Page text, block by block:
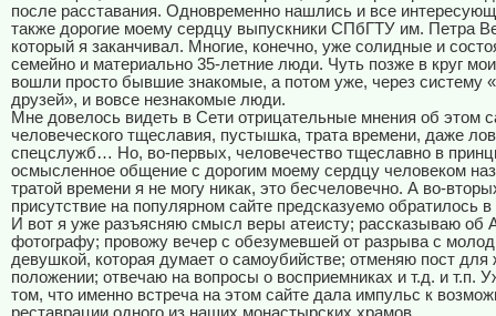
после расставания. Одновременно нашлись и все
также дорогие моему сердцу выпускники СПбГТУ им. Петра
который я заканчивал. Многие, конечно, уже солидные и
семейно и материально 35-летние люди. Чуть позже в круг
вошли просто бывшие знакомые, а потом уже, через систему
друзей», и вовсе незнакомые люди.
Мне довелось видеть в Сети отрицательные мнения об этом
человеческого тщеславия, пустышка, трата времени, даже
спецслужб… Но, во-первых, человечество тщеславно в
осмысленное общение с дорогим моему сердцу человеком
тратой времени я не могу никак, это бесчеловечно. А во-
присутствие на популярном сайте предсказуемо обратилось
И вот я уже разъясняю смысл веры атеисту; рассказываю об
фотографу; провожу вечер с обезумевшей от разрыва с
девушкой, которая думает о самоубийстве; отменяю пост
положении; отвечаю на вопросы о восприемниках и т.д. и т.п.
том, что именно встреча на этом сайте дала импульс к